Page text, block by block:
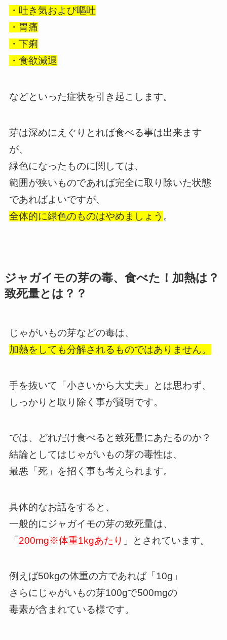
・吐き気および嘔吐
・胃痛
・下痢
・食欲減退
などといった症状を引き起こします。
芽は深めにえぐりとれば食べる事は出来ます
が、
緑色になったものに関しては、
範囲が狭いものであれば完全に取り除いた状態
であればよいですが、
全体的に緑色のものはやめましょう 。
ジャガイモの芽の毒、食べた！加熱は？
致死量とは？？
じゃがいもの芽などの毒は、
加熱をしても分解されるものではありません。
手を抜いて「小さいから大丈夫」とは思わず、
しっかりと取り除く事が賢明です。
では、どれだけ食べると致死量にあたるのか？
結論としてはじゃがいもの芽の毒性は、
最悪「死」を招く事も考えられます。
具体的なお話をすると、
一般的にジャガイモの芽の致死量は、
「200mg※体重1kgあたり 」とされています。
例えば50kgの体重の方であれば「10g」
さらにじゃがいもの芽100gで500mgの
毒素が含まれている様です。